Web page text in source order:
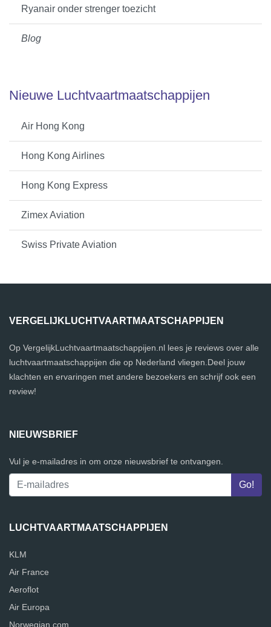
Ryanair onder strenger toezicht
Blog
Nieuwe Luchtvaartmaatschappijen
Air Hong Kong
Hong Kong Airlines
Hong Kong Express
Zimex Aviation
Swiss Private Aviation
VERGELIJKLUCHTVAARTMAATSCHAPPIJEN
Op VergelijkLuchtvaartmaatschappijen.nl lees je reviews over alle
luchtvaartmaatschappijen die op Nederland vliegen.Deel jouw
klachten en ervaringen met andere bezoekers en schrijf ook een
review!
NIEUWSBRIEF
Vul je e-mailadres in om onze nieuwsbrief te ontvangen.
LUCHTVAARTMAATSCHAPPIJEN
KLM
Air France
Aeroflot
Air Europa
Norwegian.com